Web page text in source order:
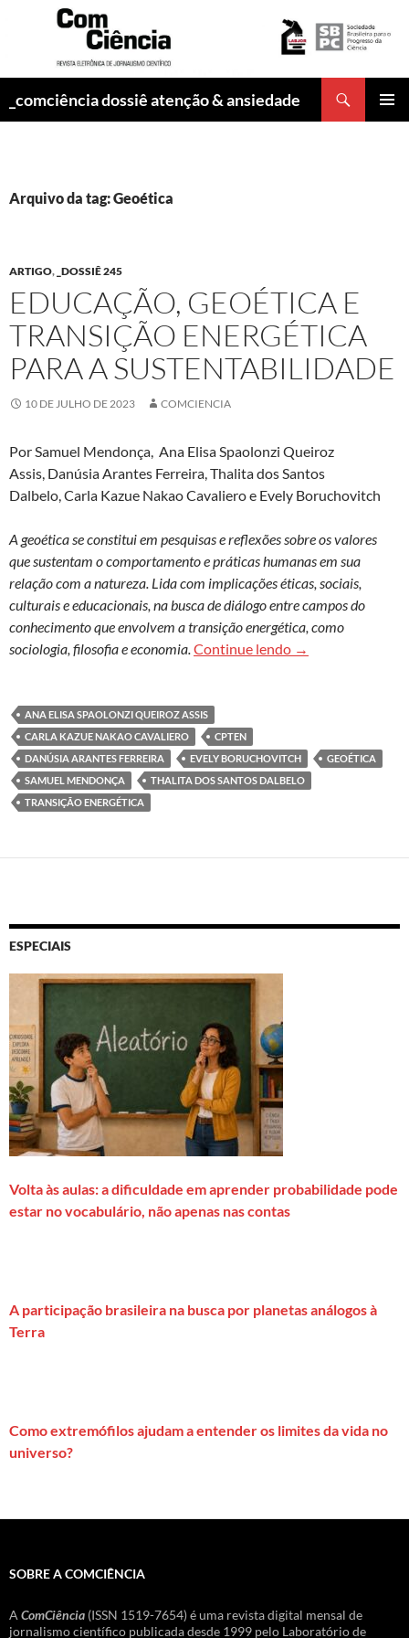
_comciência dossiê atenção & ansiedade
Arquivo da tag: Geoética
ARTIGO, _DOSSIÊ 245
EDUCAÇÃO, GEOÉTICA E
TRANSIÇÃO ENERGÉTICA
PARA A SUSTENTABILIDADE
10 DE JULHO DE 2023 COMCIENCIA
Por Samuel Mendonça, Ana Elisa Spaolonzi Queiroz
Assis, Danúsia Arantes Ferreira, Thalita dos Santos
Dalbelo, Carla Kazue Nakao Cavaliero e Evely Boruchovitch
A geoética se constitui em pesquisas e reflexões sobre os valores
que sustentam o comportamento e práticas humanas em sua
relação com a natureza. Lida com implicações éticas, sociais,
culturais e educacionais, na busca de diálogo entre campos do
conhecimento que envolvem a transição energética, como
sociologia, filosofia e economia.Continue lendo Educação,
→
ANA ELISA SPAOLONZI QUEIROZ ASSIS
CARLA KAZUE NAKAO CAVALIERO
CPTEN
DANÚSIA ARANTES FERREIRA
EVELY BORUCHOVITCH
GEOÉTICA
SAMUEL MENDONÇA
THALITA DOS SANTOS DALBELO
TRANSIÇÃO ENERGÉTICA
ESPECIAIS
Volta às aulas: a dificuldade em aprender probabilidade pode
estar no vocabulário, não apenas nas contas
A participação brasileira na busca por planetas análogos à
Terra
Como extremófilos ajudam a entender os limites da vida no
universo?
SOBRE A COMCIÊNCIA
A ComCiência (ISSN 1519-7654) é uma revista digital mensal de
jornalismo científico publicada desde 1999 pelo Laboratório de